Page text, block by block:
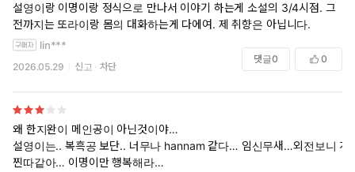
설영이랑 이명이랑 정식으로 만나서 이야기 하는게 소설의 3/4시점. 그
전까지는 또라이랑 몸의 대화하는게 다에여. 제 취향은 아닙니다.
lin***
2026.05.29 신고 차단
댓글0 0
왜 한지완이 메인공이 아닌것이야…
설영이는.. 복흑공 보단.. 너무나 hannam 같다… 임신무새…외전보니 개
찐따같아… 이명이만 행복해라…